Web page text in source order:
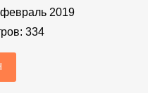
2019
334